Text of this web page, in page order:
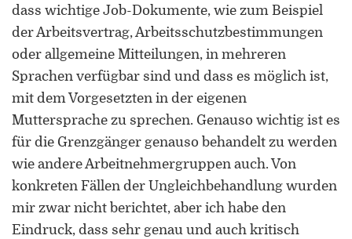
dass wichtige Job-Dokumente, wie zum Beispiel
der Arbeitsvertrag, Arbeitsschutzbestimmungen
oder allgemeine Mitteilungen, in mehreren
Sprachen verfügbar sind und dass es möglich ist,
mit dem Vorgesetzten in der eigenen
Muttersprache zu sprechen. Genauso wichtig ist es
für die Grenzgänger genauso behandelt zu werden
wie andere Arbeitnehmergruppen auch. Von
konkreten Fällen der Ungleichbehandlung wurden
mir zwar nicht berichtet, aber ich habe den
Eindruck, dass sehr genau und auch kritisch